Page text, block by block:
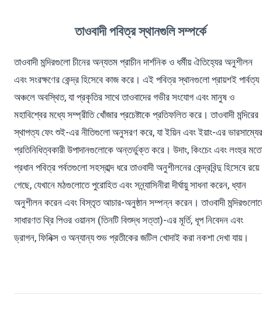
তাওবাদী পবিত্র স্থানগুলি সম্পর্কে
তাওবাদী মন্দিরগুলো চীনের অন্যতম প্রাচীন দার্শনিক ও ধর্মীয় ঐতিহ্যের অনুশীলন
এবং সংরক্ষণের কেন্দ্র হিসেবে কাজ করে। এই পবিত্র স্থানগুলো প্রায়শই পার্বত্য
অঞ্চলে অবস্থিত, যা প্রকৃতির সাথে তাওবাদের গভীর সংযোগ এবং মানুষ ও
মহাবিশ্বের মধ্যে সম্প্রীতি খোঁজার প্রচেষ্টাকে প্রতিফলিত করে। তাওবাদী মন্দিরের
স্থাপত্য ফেং শুই-এর নীতিগুলো অনুসরণ করে, যা ইয়িন এবং ইয়াং-এর ভারসাম্যের
প্রতিনিধিত্বকারী উপাদানগুলোকে অন্তর্ভুক্ত করে। উদাং, কিংচেং এবং লংহুর
প্রধান পবিত্র পর্বতগুলো সহস্রাব্দ ধরে তাওবাদী অনুশীলনের কেন্দ্রবিন্দু হিসেবে রয়ে
গেছে, যেখানে মঠগুলোতে পুরোহিত এবং সন্ন্যাসিনীরা দীর্ঘায়ু সাধনা করেন, ধ্যান
অনুশীলন করেন এবং বিস্তৃত আচার-অনুষ্ঠান সম্পন্ন করেন। তাওবাদী
সাধারণত থ্রি পিওর ওয়ানস (তিনটি বিশুদ্ধ সত্তা)-এর মূর্তি, ধূপ নিবেদন এবং
ড্রাগন, ফিনিক্স ও অন্যান্য শুভ প্রতীকের জটিল খোদাই করা নকশা দেখা যায়।